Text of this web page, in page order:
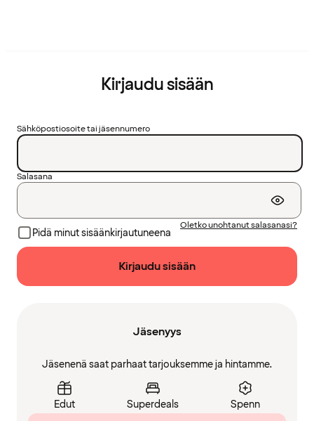
Kirjaudu sisään
Sähköpostiosoite tai jäsennumero
Salasana
Pidä minut sisäänkirjautuneena
Oletko unohtanut salasanasi?
Kirjaudu sisään
Jäsenyys
Jäsenenä saat parhaat tarjouksemme ja hintamme.
Edut Superdeals Spenn